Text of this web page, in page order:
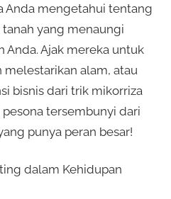
Anda mengetahui tentang
tanah yang menaungi
Anda. Ajak mereka untuk
alam, atau
bisnis dari trik mikorriza
tersembunyi dari
punya peran besar!
dalam Kehidupan